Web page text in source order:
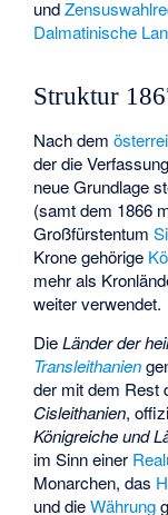
und
Dalmatinische
Struktur
Nach dem
der die
neue Grundlage
(samt dem 1866
Großfürstentum
Krone gehörige
mehr als
weiter verwendet.
DieLänder der
Transleithanien
der mit dem Rest
Cisleithanien,
Königreiche und
im Sinn einer
Monarchen, das
und dieWährung